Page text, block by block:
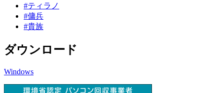
#ティラノ
#傭兵
#貴族
ダウンロード
Windows